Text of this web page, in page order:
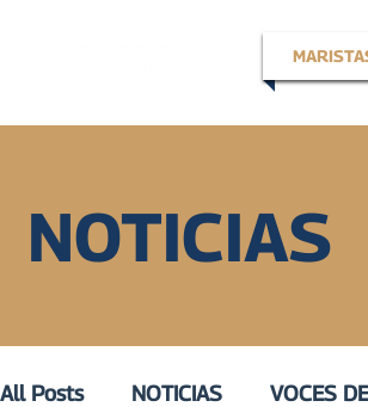
NOTICIAS
All Posts NOTICIAS VOCES